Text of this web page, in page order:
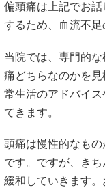
偏頭痛は上記でお
するため、血流不足
当院では、専門的
痛どちらなのかを
常生活のアドバイ
てきます。
頭痛は慢性的なも
です。ですが、き
緩和していきます